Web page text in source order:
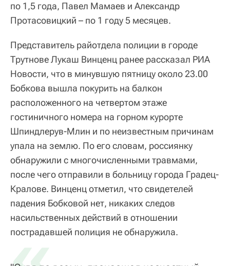
по 1,5 года, Павел Мамаев и Александр
Протасовицкий – по 1 году 5 месяцев.
Представитель райотдела полиции в городе
Трутнове Лукаш Винценц ранее рассказал РИА
Новости, что в минувшую пятницу около 23.00
Бобкова вышла покурить на балкон
расположенного на четвертом этаже
гостиничного номера на горном курорте
Шпиндлерув-Млин и по неизвестным причинам
упала на землю. По его словам, россиянку
обнаружили с многочисленными травмами,
после чего отправили в больницу города Градец-
Кралове. Винценц отметил, что свидетелей
падения Бобковой нет, никаких следов
насильственных действий в отношении
пострадавшей полиция не обнаружила.